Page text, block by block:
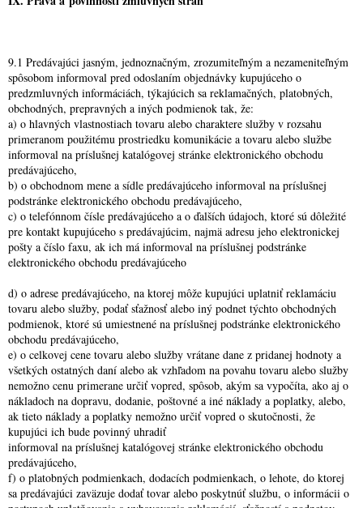
9.1 Predávajúci jasným, jednoznačným, zrozumiteľným a nezameniteľným
spôsobom informoval pred odoslaním objednávky kupujúceho o
predzmluvných informáciách, týkajúcich sa reklamačných, platobných,
obchodných, prepravných a iných podmienok tak, že:
a) o hlavných vlastnostiach tovaru alebo charaktere služby v rozsahu
primeranom použitému prostriedku komunikácie a tovaru alebo službe
informoval na príslušnej katalógovej stránke elektronického obchodu
predávajúceho,
b) o obchodnom mene a sídle predávajúceho informoval na príslušnej
podstránke elektronického obchodu predávajúceho,
c) o telefónnom čísle predávajúceho a o ďalších údajoch, ktoré sú dôležité
pre kontakt kupujúceho s predávajúcim, najmä adresu jeho elektronickej
pošty a číslo faxu, ak ich má informoval na príslušnej podstránke
elektronického obchodu predávajúceho
d) o adrese predávajúceho, na ktorej môže kupujúci uplatniť reklamáciu
tovaru alebo služby, podať sťažnosť alebo iný podnet týchto obchodných
podmienok, ktoré sú umiestnené na príslušnej podstránke elektronického
obchodu predávajúceho,
e) o celkovej cene tovaru alebo služby vrátane dane z pridanej hodnoty a
všetkých ostatných daní alebo ak vzhľadom na povahu tovaru alebo služby
nemožno cenu primerane určiť vopred, spôsob, akým sa vypočíta, ako aj o
nákladoch na dopravu, dodanie, poštovné a iné náklady a poplatky, alebo,
ak tieto náklady a poplatky nemožno určiť vopred o skutočnosti, že
kupujúci ich bude povinný uhradiť
informoval na príslušnej katalógovej stránke elektronického obchodu
predávajúceho,
f) o platobných podmienkach, dodacích podmienkach, o lehote, do ktorej
sa predávajúci zaväzuje dodať tovar alebo poskytnúť službu, o informácii o